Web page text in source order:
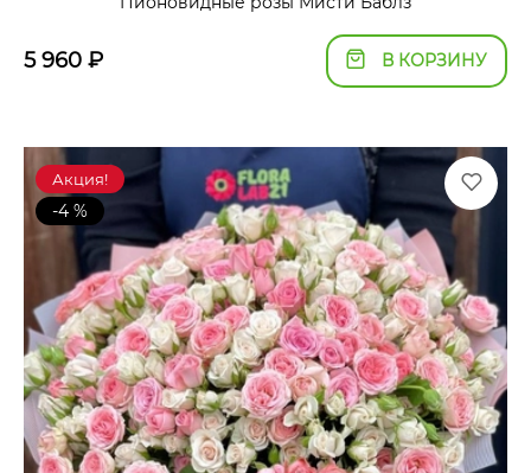
5 960 ₽ В КОРЗИНУ
Акция!
-4 %